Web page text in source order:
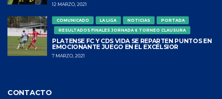
12 MARZO, 2021
COMUNICADO LA LIGA NOTICIAS
PORTADA
RESULTADOS FINALES JORNADA 6 TORNEO CLAUSURA
PLATENSE FC Y CDS VIDA SE REPARTEN PUNTOS EN
EMOCIONANTE JUEGO EN EL EXCÉLSIOR
7 MARZO, 2021
CONTACTO